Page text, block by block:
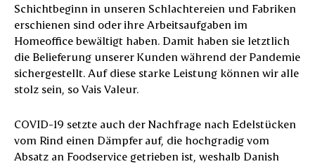
Schichtbeginn in unseren Schlachtereien und Fabriken
erschienen sind oder ihre Arbeitsaufgaben im
Homeoffice bewältigt haben. Damit haben sie letztlich
die Belieferung unserer Kunden während der Pandemie
sichergestellt. Auf diese starke Leistung können wir alle
stolz sein, so Vais Valeur.
COVID-19 setzte auch der Nachfrage nach Edelstücken
vom Rind einen Dämpfer auf, die hochgradig vom
Absatz an Foodservice getrieben ist, weshalb Danish